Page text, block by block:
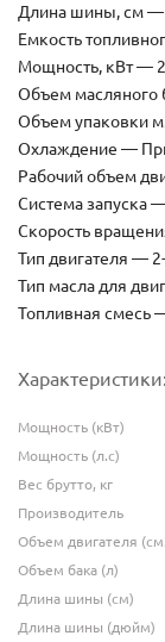
Длина шины, см —
Емкость
Мощность, кВт —
Объем масляного
Объем упаковки
Охлаждение —
Рабочий объем
Система запуска
Скорость
Тип двигателя —
Тип масла для
Топливная смесь
Характеристики:
Мощность (кВт)
Мощность (л.с)
Вес брутто, кг
Производитель
Объем двигателя
Объем бака (л)
Длина шины (см)
Длина шины (дюйм)